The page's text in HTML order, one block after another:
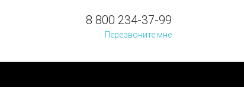
8 800 234-37-99
Перезвоните мне